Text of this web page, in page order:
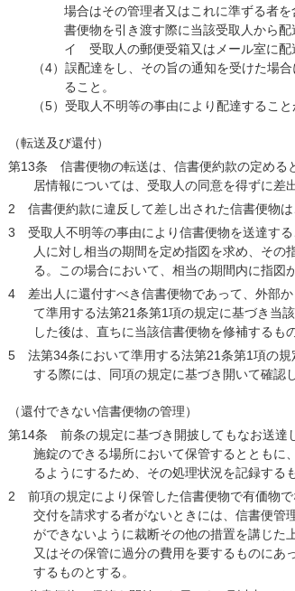
場合はその管理者又はこれに準ずる者
書便物を引き渡す際に当該受取人から
イ 受取人の郵便受箱又はメール室に配
（4）誤配達をし、その旨の通知を受けた場
ること。
（5）受取人不明等の事由により配達するこ
（転送及び還付）
第13条 信書便物の転送は、信書便約款の定める
居情報については、受取人の同意を得ずに差
2 信書便約款に違反して差し出された信書便物は
3 受取人不明等の事由により信書便物を送達す
人に対し相当の期間を定め指図を求め、そ
る。この場合において、相当の期間内に指図
4 差出人に還付すべき信書便物であって、外部
て準用する法第21条第1項の規定に基づき当
した後は、直ちに当該信書便物を修補するも
5 法第34条において準用する法第21条第1項の規
する際には、同項の規定に基づき開いて確認
（還付できない信書便物の管理）
第14条 前条の規定に基づき開披してもなお送達
施錠のできる場所において保管するとともに
るようにするため、その処理状況を記録する
2 前項の規定により保管した信書便物で有価物
交付を請求する者がないときには、信書便管
ができないように裁断その他の措置を講じた
又はその保管に過分の費用を要するものにあ
するものとする。